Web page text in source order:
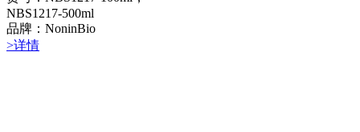
NBS1217-500ml
品牌：NoninBio
>详情